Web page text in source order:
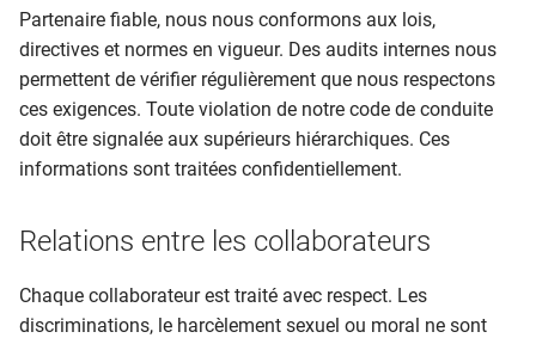
Partenaire fiable, nous nous conformons aux lois,
directives et normes en vigueur. Des audits internes nous
permettent de vérifier régulièrement que nous respectons
ces exigences. Toute violation de notre code de conduite
doit être signalée aux supérieurs hiérarchiques. Ces
informations sont traitées confidentiellement.
Relations entre les collaborateurs
Chaque collaborateur est traité avec respect. Les
discriminations, le harcèlement sexuel ou moral ne sont